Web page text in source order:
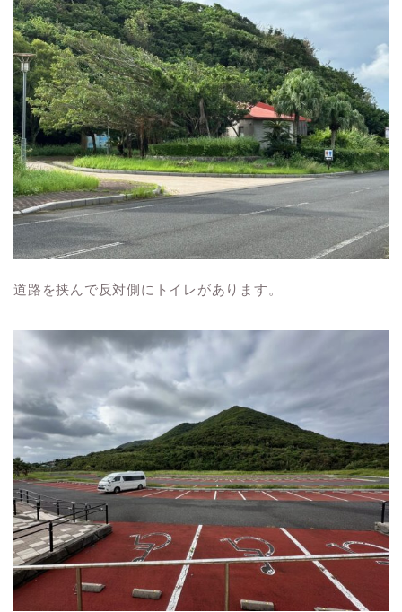
道路を挟んで反対側にトイレがあります。